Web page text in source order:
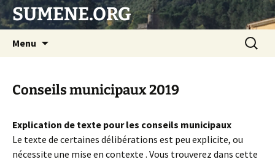
SUMENE.ORG
Menu
Conseils municipaux 2019
Explication de texte pour les conseils municipaux
Le texte de certaines délibérations est peu explicite, ou
nécessite une mise en contexte . Vous trouverez dans cette